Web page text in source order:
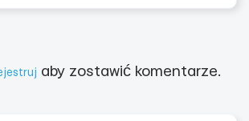
aby zostawić komentarze.